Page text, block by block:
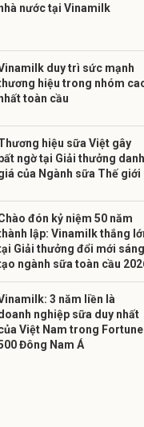
nước tại Vinamilk
duy trì sức mạnh
hiệu trong nhóm
toàn cầu
hiệu sữa Việt gây
bất ngờ tại Giải thưởng danh
của Ngành sữa Thế giới
đón kỷ niệm 50 năm
lập: Vinamilk thắng
Giải thưởng đổi mới sáng
ngành sữa toàn cầu
3 năm liền là
nghiệp sữa duy nhất
Việt Nam trong Fortune
Đông Nam Á